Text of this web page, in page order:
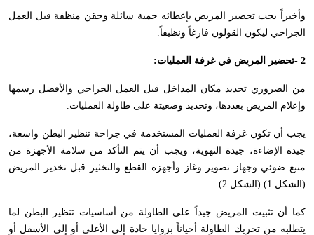
وأخيراً يجب تحضير المريض بإعطائه حمية سائلة وحقن منظفة قبل العمل
الجراحي ليكون القولون فارغاً ونظيفاً.
- 2تحضير المريض في غرفة العمليات:
من الضروري تحديد مكان المداخل قبل العمل الجراحي والأفضل رسمها
وإعلام المريض بعددها، وتحديد وضعيتة على طاولة العمليات.
يجب أن تكون غرفة العمليات المستخدمة في جراحة تنظير البطن واسعة،
جيدة الإضاءة، جيدة التهوية، ويجب أن يتم التأكد من سلامة الأجهزة من
منبع ضوئي وجهاز تصوير وغاز وأجهزة القطع والتخثير قبل تخدير المريض
(الشكل 1) (الشكل 2).
كما أن تثبيت المريض جيداً على الطاولة من أساسيات تنظير البطن لما
يتطلبه من تحريك الطاولة أحياناً بزوايا حادة إلى الأعلى أو إلى الأسفل أو